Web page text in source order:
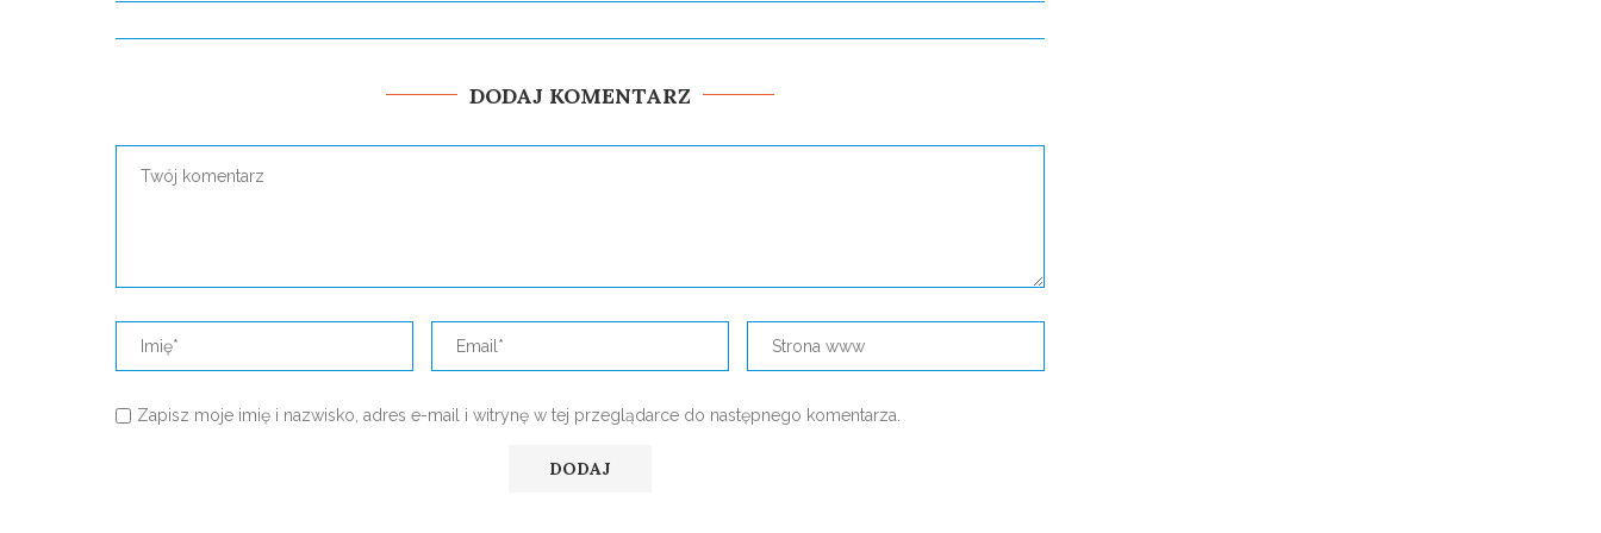
DODAJ KOMENTARZ
Zapisz moje imię i nazwisko, adres e-mail i witrynę w tej przeglądarce do następnego komentarza.